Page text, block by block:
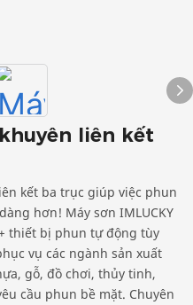
liên kết
kết ba trục giúp việc phun
hơn! Máy sơn IMLUCKY
thiết bị phun tự động tùy
vụ các ngành sản xuất
gỗ, đồ chơi, thủy tinh,
cầu phun bề mặt. Chuyên